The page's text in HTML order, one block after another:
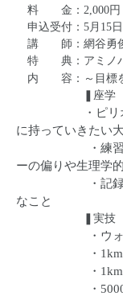
料 金：2,000円
申込受付：5月15
講 師：網谷勇
特 典：アミノバ
内 容：～ 目標
❚座学
・ピ
に持っていきたい
・練習メニ
ーの偏りや生理学
・記録の伸
なこと
❚実技
・ウォーミ
・1kmジョギ
・1kmタイ
・5000m